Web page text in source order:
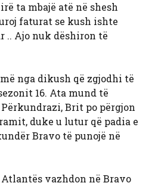
ta mbajë atë në shesh
faturat se kush ishte
.. Ajo nuk dëshiron të
nga dikush që zgjodhi të
16. Ata mund të
Brit po përgjon
duke u lutur që padia e
Bravo të punojë në
vazhdon në Bravo